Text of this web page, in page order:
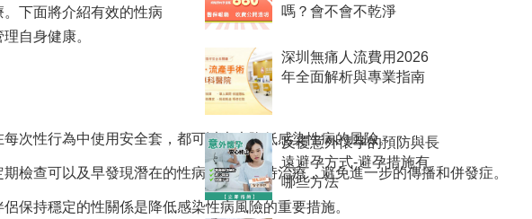
下面將介紹有效的性病
自身健康。
次性行為中使用安全套，都可以大大降低感染性病的風險。
檢查可以及早發現潛在的性病，從而及時治療，避免進一步的傳播和併發症。
保持穩定的性關係是降低感染性病風險的重要措施。
嗎？會不會不乾淨
深圳無痛人流費用2026
年全面解析與專業指南
反覆意外懷孕的預防與長
遠避孕方式-避孕措施有
哪些方法